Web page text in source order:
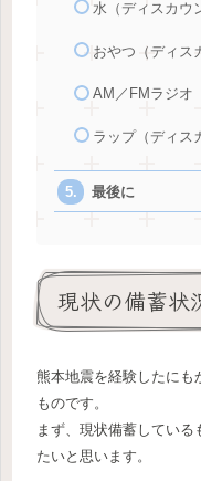
水（ディスカウ
おやつ（ディス
AM／FMラジオ
ラップ（ディス
最後に
現状の備蓄状
熊本地震を経験したにも
ものです。
まず、現状備蓄してい
たいと思います。